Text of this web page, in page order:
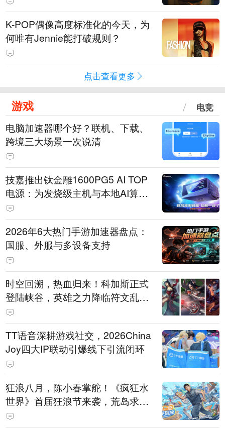
K-POP偶像高度标准化的今天，为
何唯有Jennie能打破规则？
点击查看更多
游戏 电竞
电脑加速器哪个好？联机、下载、
跨境三大场景一次说清
技嘉推出钛金雕1600PG5 AI TOP
电源：为发烧级主机与本地AI算力
打造旗舰供电方案
2026年6大热门手游加速器盘点：
国服、外服与多设备支持
时空回溯，热血归来！科加斯正式
登陆峡谷，英雄之力降临符文乱
斗！
TT语音深耕游戏社交，2026China
Joy四大IP联动引爆线下引流闭环
狂浪八月，陈小春掌舵！《疯狂水
世界》首届狂浪节来袭，荒岛求生
直播即将开启